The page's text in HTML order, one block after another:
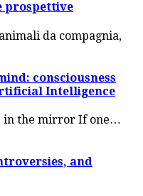
prospettive
da compagnia,
consciousness
Intelligence
in the mirror If one…
and